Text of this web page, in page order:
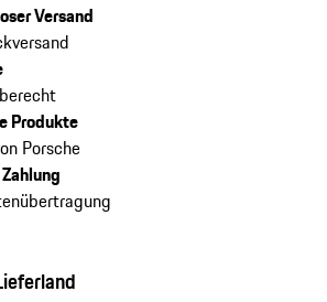
Versand
Produkte
Porsche